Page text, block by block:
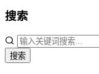
搜索
搜索